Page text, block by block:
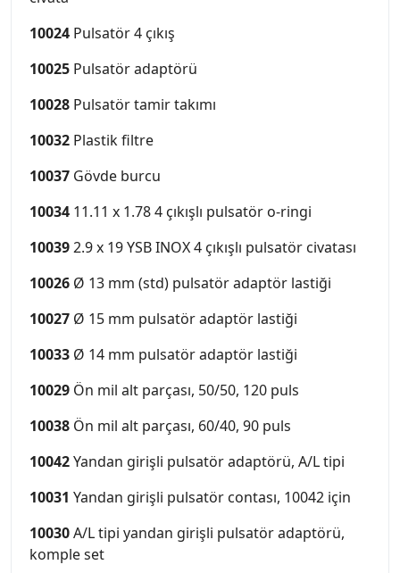
10024 Pulsatör 4 çıkış
10025 Pulsatör adaptörü
10028 Pulsatör tamir takımı
10032 Plastik filtre
10037 Gövde burcu
10034 11.11 x 1.78 4 çıkışlı pulsatör o-ringi
100392.9 x 19 YSB INOX 4 çıkışlı pulsatör civatası
10026 Ø 13 mm (std) pulsatör adaptör lastiği
10027 Ø 15 mm pulsatör adaptör lastiği
10033 Ø 14 mm pulsatör adaptör lastiği
10029 Ön mil alt parçası, 50/50, 120 puls
10038 Ön mil alt parçası, 60/40, 90 puls
10042Yandan girişli pulsatör adaptörü, A/L tipi
10031 Yandan girişli pulsatör contası, 10042 için
10030A/L tipi yandan girişli pulsatör adaptörü,
komple set